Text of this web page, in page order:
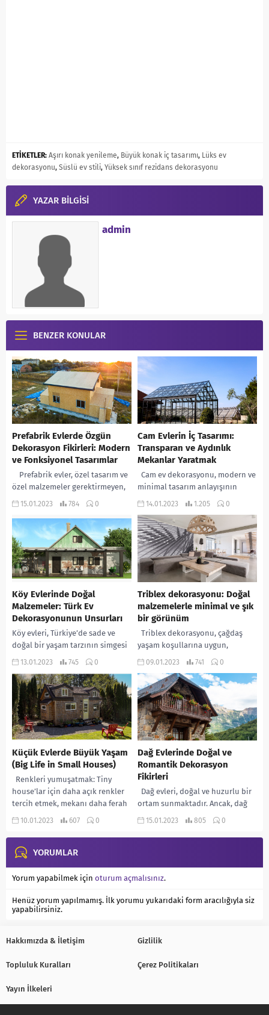
ETİKETLER: Aşırı konak yenileme, Büyük konak iç tasarımı, Lüks ev
dekorasyonu, Süslü ev stili, Yüksek sınıf rezidans dekorasyonu
YAZAR BİLGİSİ
admin
BENZER KONULAR
Prefabrik Evlerde Özgün
Dekorasyon Fikirleri: Modern
ve Fonksiyonel Tasarımlar
Prefabrik evler, özel tasarım ve
özel malzemeler gerektirmeyen,
önceden üretilmiş ve sonrasında
hızlı yapım...
15.01.2023 784 0
Cam Evlerin İç Tasarımı:
Transparan ve Aydınlık
Mekanlar Yaratmak
Cam ev dekorasyonu, modern ve
minimal tasarım anlayışının
öncülerinden biridir. Cam,
pratik açılardan birçok...
14.01.2023 1.205 0
Köy Evlerinde Doğal
Malzemeler: Türk Ev
Dekorasyonunun Unsurları
Köy evleri, Türkiye’de sade ve
doğal bir yaşam tarzının simgesi
olarak kabul edilir. Köy evlerinin
yansıtmak...
13.01.2023 745 0
Triblex dekorasyonu: Doğal
malzemelerle minimal ve şık
bir görünüm
Triblex dekorasyonu, çağdaş
yaşam koşullarına uygun,
dinamik ve esnek bir yaşam alanı
anlayışıdır. Bu tasarım...
09.01.2023 741 0
Küçük Evlerde Büyük Yaşam
(Big Life in Small Houses)
Renkleri yumuşatmak: Tiny
house’lar için daha açık renkler
tercih etmek, mekanı daha ferah
ve geniş gösterir. Yer
10.01.2023 607 0
Dağ Evlerinde Doğal ve
Romantik Dekorasyon
Fikirleri
Dağ evleri, doğal ve huzurlu bir
ortam sunmaktadır. Ancak, dağ
evlerinin dekorasyonu
seçeneklere sahip olabilirsiniz.
15.01.2023 805 0
YORUMLAR
Yorum yapabilmek için oturum açmalısınız.
Henüz yorum yapılmamış. İlk yorumu yukarıdaki form aracılığıyla siz
yapabilirsiniz.
Hakkımızda & İletişim Gizlilik
Topluluk Kuralları Çerez Politikaları
Yayın İlkeleri